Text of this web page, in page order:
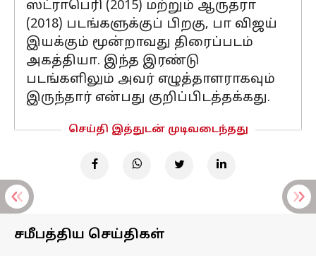
ஸ்ட்ராபெரி (2015) மற்றும் ஆருத்ரா
(2018) படங்களுக்குப் பிறகு, பா விஜய்
இயக்கும் மூன்றாவது திரைப்படம்
அகத்தியா. இந்த இரண்டு
படங்களிலும் அவர் எழுத்தாளராகவும்
இருந்தார் என்பது குறிப்பிடத்தக்கது.
செய்தி இத்துடன் முடிவடைந்தது
சமீபத்திய செய்திகள்